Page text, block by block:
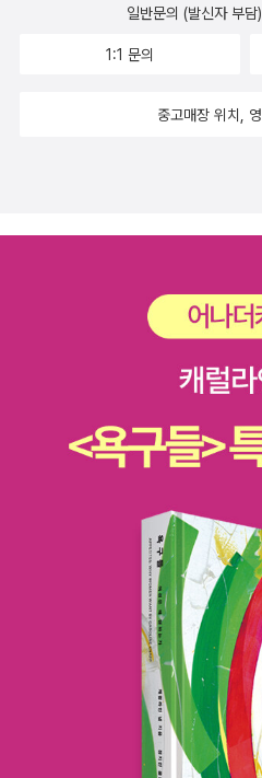
일반문의 (발신자 부담)
1:1 문의
중고매장 위치,